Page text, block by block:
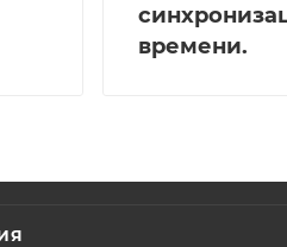
времени.